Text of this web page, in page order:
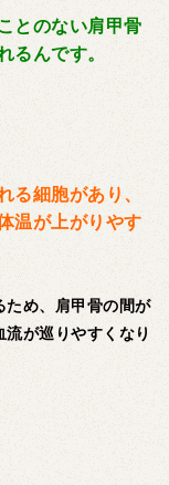
とのない肩甲骨
んです。
細胞があり、
温が上がりやす
ため、肩甲骨の間が
が巡りやすくなり